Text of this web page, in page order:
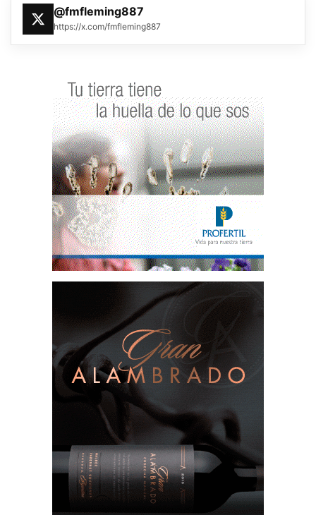
@fmfleming887
https://x.com/fmfleming887